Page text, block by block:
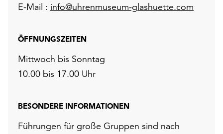
E-Mail : info@uhrenmuseum-glashuette.com
ÖFFNUNGSZEITEN
Mittwoch bis Sonntag
10.00 bis 17.00 Uhr
BESONDERE INFORMATIONEN
Führungen für große Gruppen sind nach